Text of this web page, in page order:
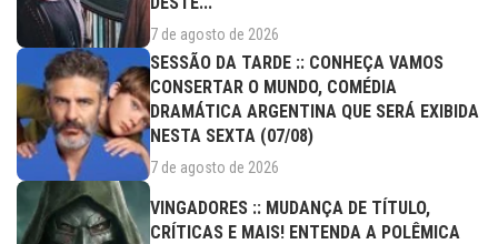
7 de agosto de 2026
SESSÃO DA TARDE :: CONHEÇA VAMOS
CONSERTAR O MUNDO, COMÉDIA
DRAMÁTICA ARGENTINA QUE SERÁ EXIBIDA
NESTA SEXTA (07/08)
7 de agosto de 2026
VINGADORES :: MUDANÇA DE TÍTULO,
CRÍTICAS E MAIS! ENTENDA A POLÊMICA